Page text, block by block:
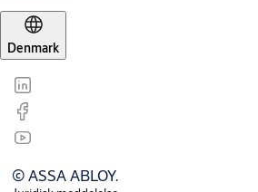
Denmark
© ASSA ABLOY.